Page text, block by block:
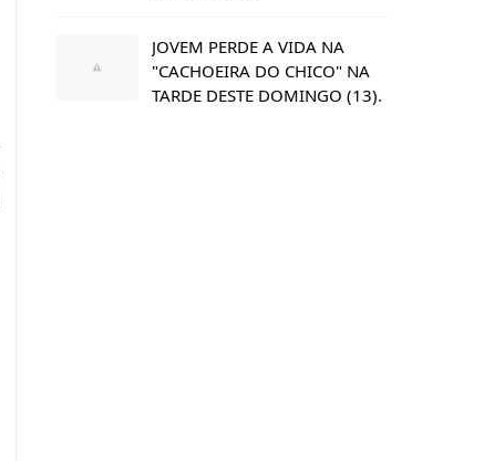
JOVEM PERDE A VIDA NA
"CACHOEIRA DO CHICO" NA
TARDE DESTE DOMINGO (13).